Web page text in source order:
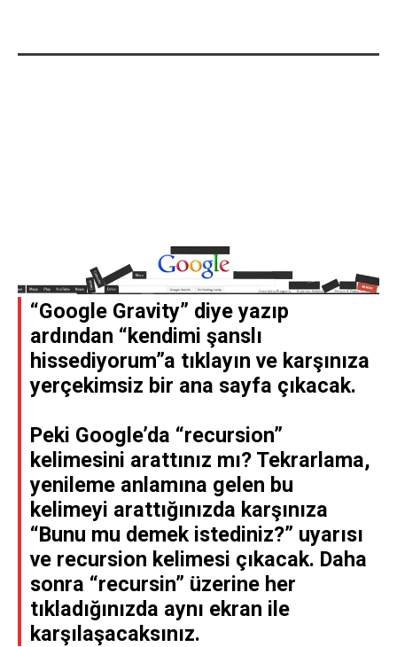
“Google Gravity” diye yazıp
ardından “kendimi şanslı
hissediyorum”a tıklayın ve karşınıza
yerçekimsiz bir ana sayfa çıkacak.
Peki Google’da “recursion”
kelimesini arattınız mı? Tekrarlama,
yenileme anlamına gelen bu
kelimeyi arattığınızda karşınıza
“Bunu mu demek istediniz?” uyarısı
ve recursion kelimesi çıkacak. Daha
sonra “recursin” üzerine her
tıkladığınızda aynı ekran ile
karşılaşacaksınız.